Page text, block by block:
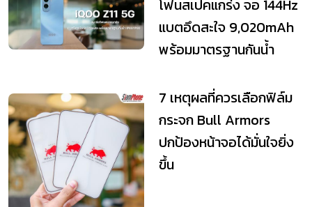
โฟนสเปคแกร่ง จอ 144Hz
แบตอึดสะใจ 9,020mAh
พร้อมมาตรฐานกันน้ำ
7 เหตุผลที่ควรเลือกฟิล์ม
กระจก Bull Armors
ปกป้องหน้าจอได้มั่นใจยิ่ง
ขึ้น